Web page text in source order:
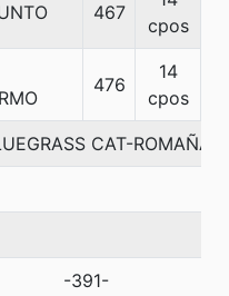
467
cpos
476
14
cpos
CAT-ROMAÑA
-391-